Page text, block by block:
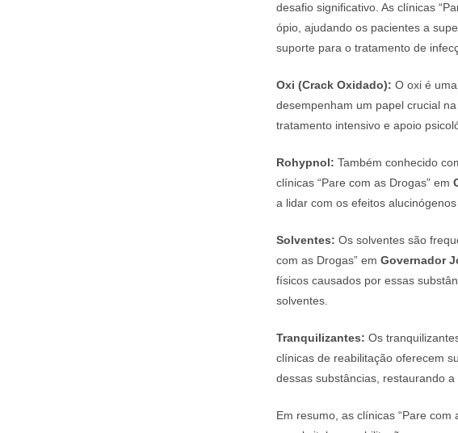
desafio significativo. As clínicas
ópio, ajudando os pacientes a
suporte para o tratamento de
Oxi (Crack Oxidado): O oxi é
desempenham um papel crucial
tratamento intensivo e apoio
Rohypnol: Também conhecido
clínicas “Pare com as Drogas” em
a lidar com os efeitos
Solventes: Os solventes são
com as Drogas” em Governador
físicos causados por essas
solventes.
Tranquilizantes: Os
clínicas de reabilitação oferecem
dessas substâncias, restaurando
Em resumo, as clínicas “Pare com